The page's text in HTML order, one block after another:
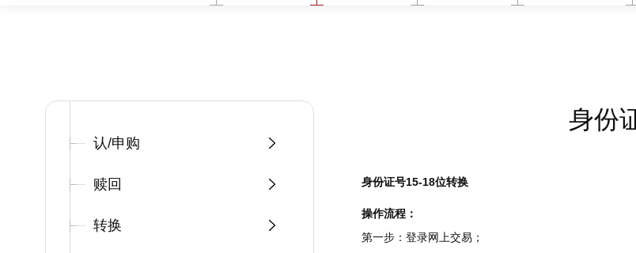
认/申购
赎回
转换
身份
身份证号15-18位转换
操作流程：
第一步： 登录网上交易；